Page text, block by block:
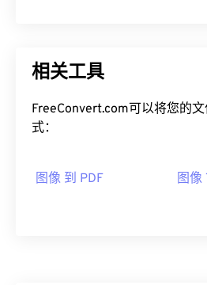
相关工具
FreeConvert.com可以将您的
式：
图像 到 PDF 图像